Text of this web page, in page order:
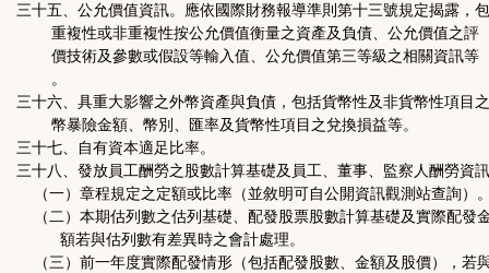
三十五、公允價值資訊。應依國際財務報導準則第十三號規定揭露，
重複性或非重複性按公允價值衡量之資產及負債、公允價值之評
價技術及參數或假設等輸入值、公允價值第三等級之相關資訊等
。
三十六、具重大影響之外幣資產與負債，包括貨幣性及非貨幣性項目
幣暴險金額、幣別、匯率及貨幣性項目之兌換損益等。
三十七、自有資本適足比率。
三十八、發放員工酬勞之股數計算基礎及員工、董事、監察人酬勞資
（一）章程規定之定額或比率（並敘明可自公開資訊觀測站查詢）
（二）本期估列數之估列基礎、配發股票股數計算基礎及實際配發
額若與估列數有差異時之會計處理。
（三）前一年度實際配發情形（包括配發股數、金額及股價），若